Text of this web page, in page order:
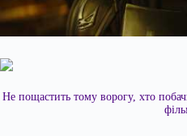
Не пощастить тому ворогу, хто